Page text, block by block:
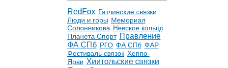
RedFox Гатчинские связки
Люди и горы Мемориал
Солонникова Невское кольцо
Планета Спорт Правление
ФА СПб РГО ФА СПб ФАР
Фестиваль связок Хеппо-
Ярви Хиитольские связки